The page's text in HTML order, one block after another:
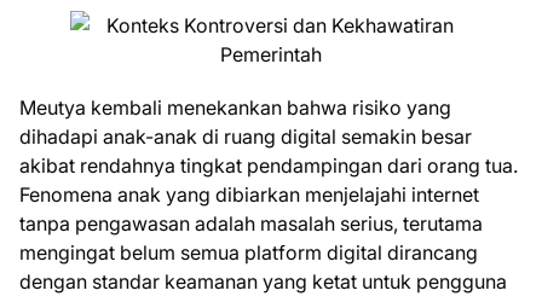
Meutya kembali menekankan bahwa risiko yang
dihadapi anak-anak di ruang digital semakin besar
akibat rendahnya tingkat pendampingan dari orang tua.
Fenomena anak yang dibiarkan menjelajahi internet
tanpa pengawasan adalah masalah serius, terutama
mengingat belum semua platform digital dirancang
dengan standar keamanan yang ketat untuk pengguna